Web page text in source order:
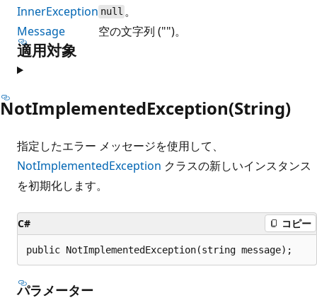
InnerException null 。
Message
空の文字列 ("")。
適用対象
NotImplementedException(String)
指定したエラー メッセージを使用して、
NotImplementedException クラスの新しいインスタンス
を初期化します。
C# コピー
public NotImplementedException(string message);
パラメーター